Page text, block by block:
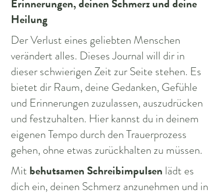
Erinnerungen, deinen Schmerz und deine
Heilung
Der Verlust eines geliebten Menschen
verändert alles. Dieses Journal will dir in
dieser schwierigen Zeit zur Seite stehen. Es
bietet dir Raum, deine Gedanken, Gefühle
und Erinnerungen zuzulassen, auszudrücken
und festzuhalten. Hier kannst du in deinem
eigenen Tempo durch den Trauerprozess
gehen, ohne etwas zurückhalten zu müssen.
Mit behutsamen Schreibimpulsen lädt es
dich ein, deinen Schmerz anzunehmen und in